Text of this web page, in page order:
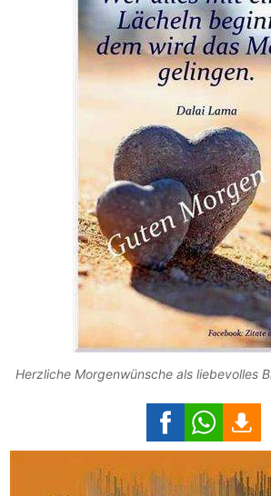
Herzliche Morgenwünsche als liebevolles